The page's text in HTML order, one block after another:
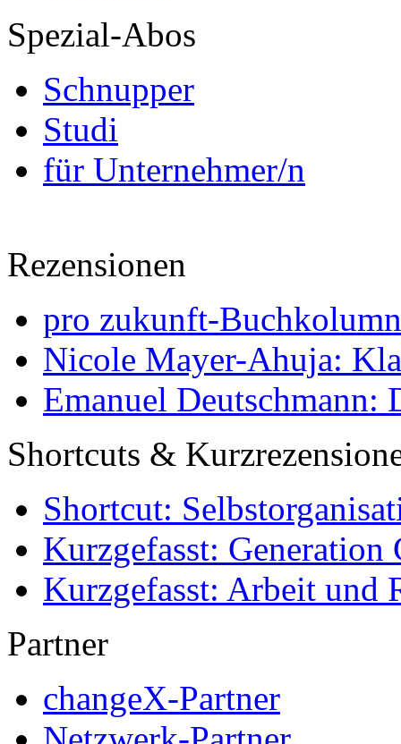
Spezial-Abos
Schnupper
Studi
für Unternehmer/n
Rezensionen
pro zukunft-
Nicole Mayer-Ahuja:
Emanuel Deutschmann:
Shortcuts &
Shortcut:
Kurzgefasst: Generation
Kurzgefasst: Arbeit und
Partner
changeX-Partner